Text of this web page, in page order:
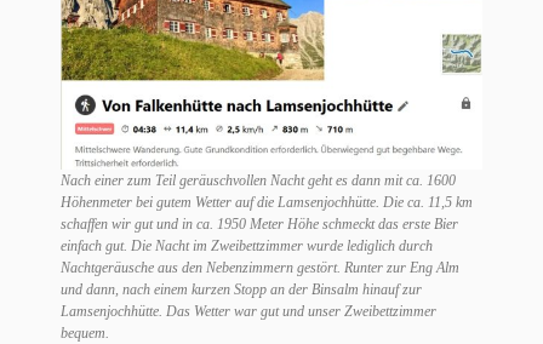
Nach einer zum Teil geräuschvollen Nacht geht es dann mit ca. 1600
Höhenmeter bei gutem Wetter auf die Lamsenjochhütte. Die ca. 11,5 km
schaffen wir gut und in ca. 1950 Meter Höhe schmeckt das erste Bier
einfach gut. Die Nacht im Zweibettzimmer wurde lediglich durch
Nachtgeräusche aus den Nebenzimmern gestört. Runter zur Eng Alm
und dann, nach einem kurzen Stopp an der Binsalm hinauf zur
Lamsenjochhütte. Das Wetter war gut und unser Zweibettzimmer
bequem.